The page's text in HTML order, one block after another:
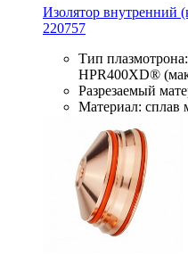
Изолятор внутренний
220757
Тип
HPR400XD®
Разрезаемый
Материал: сплав